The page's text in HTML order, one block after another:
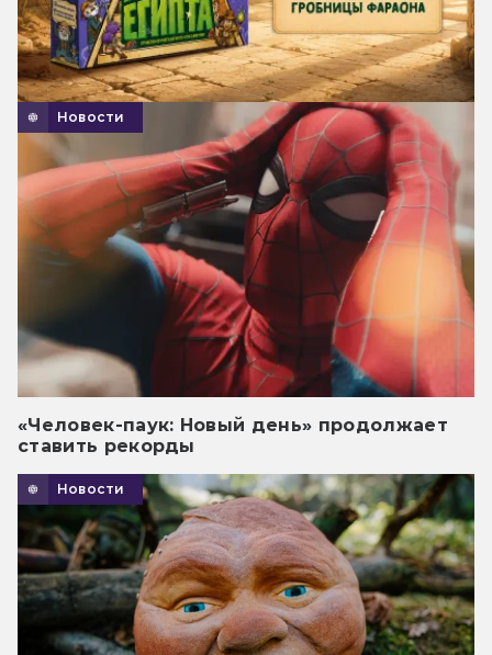
Новости
«Человек-паук: Новый день» продолжает
ставить рекорды
Новости